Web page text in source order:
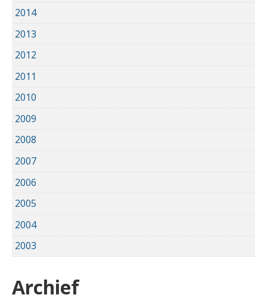
2014
2013
2012
2011
2010
2009
2008
2007
2006
2005
2004
2003
Archief